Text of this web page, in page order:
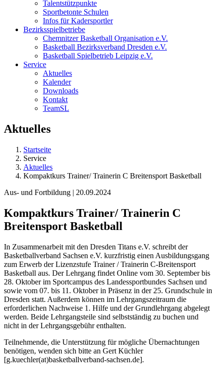
Talentstützpunkte
Sportbetonte Schulen
Infos für Kadersportler
Bezirksspielbetriebe
Chemnitzer Basketball Organisation e.V.
Basketball Bezirksverband Dresden e.V.
Basketball Spielbetrieb Leipzig e.V.
Service
Aktuelles
Kalender
Downloads
Kontakt
TeamSL
Aktuelles
Startseite
Service
Aktuelles
Kompaktkurs Trainer/ Trainerin C Breitensport Basketball
Aus- und Fortbildung | 20.09.2024
Kompaktkurs Trainer/ Trainerin C
Breitensport Basketball
In Zusammenarbeit mit den Dresden Titans e.V. schreibt der
Basketballverband Sachsen e.V. kurzfristig einen Ausbildungsgang
zum Erwerb der Lizenzstufe Trainer / Trainerin C-Breitensport
Basketball aus. Der Lehrgang findet Online vom 30. September bis
28. Oktober im Sportcampus des Landessportbundes Sachsen und
sowie vom 07. bis 11. Oktober in Präsenz in der 25. Grundschule in
Dresden statt. Außerdem können im Lehrgangszeitraum die
erforderlichen Nachweise 1. Hilfe und der Grundlehrgang abgelegt
werden. Beide Lehrgangsteile sind selbstständig zu buchen und
nicht in der Lehrgangsgebühr enthalten.
Teilnehmende, die Unterstützung für mögliche Übernachtungen
benötigen, wenden sich bitte an Gert Küchler
[g.kuechler(at)basketballverband-sachsen.de].